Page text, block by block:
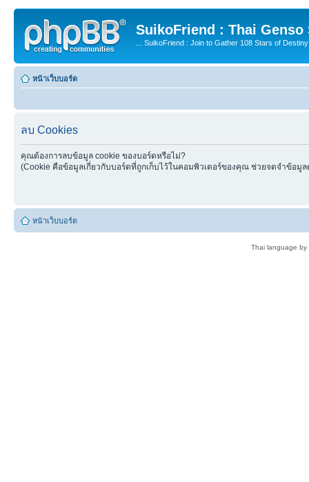
SuikoFriend : Thai Genso
... SuikoFriend : Join to Gather 108 Stars of
หน้าเว็บบอร์ด
ลบ Cookies
คุณต้องการลบข้อมูล cookie ของบอร์ดหรือไม่?
(Cookie คือข้อมูลเกี่ยวกับบอร์ดที่ถูกเก็บไว้ในคอมพิวเตอร์ของคุณ ช่วยจดจำข้อมูล
หน้าเว็บบอร์ด
Thai language by